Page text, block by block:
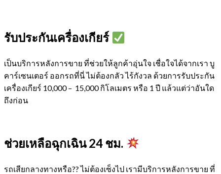
รับประกันเครื่องเกียร์
เป็นบริการหลังการขาย ที่ช่วยให้ลูกค้าอุ่นใจ เชื่อใจได้จากเรา บู
คาร์เซนเตอร์ ออกรถที่นี่ ไม่ต้องกลัว ไร้กังวล ด้วยการรับประกัน
เครื่องเกียร์ 10,000 – 15,000 กิโลเมตร หรือ 1 ปี แล้วแต่ว่าอันใด
ถึงก่อน
ช่วยเหลือฉุกเฉิน 24 ชม.
รถเสียกลางทางหรือ?? ไม่ต้องเซ็งไป เรามีบริการหลังการขาย ที่